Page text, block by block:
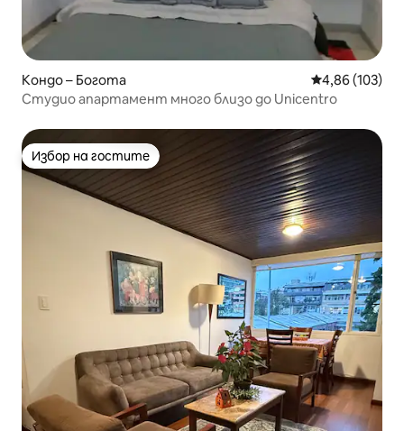
Кондо – Богота Средна
4,86 (103)
Студио апартамент много близо до Unicentro
Избор на гостите
Избор на гостите